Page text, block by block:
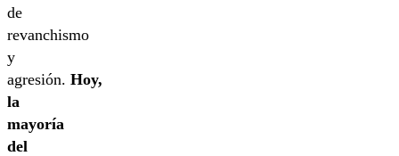
de
revanchismo
y
agresión. Hoy,
la
mayoría
del